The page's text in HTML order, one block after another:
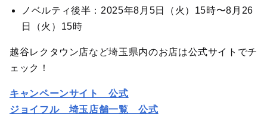
ノベルティ後半：2025年8月5日（火）15時〜8月26
日（火）15時
越谷レクタウン店など埼玉県内のお店は公式サイトでチ
ェック！
キャンペーンサイト 公式
ジョイフル 埼玉店舗一覧 公式